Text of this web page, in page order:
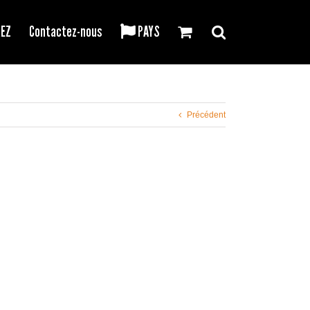
Contactez-nous PAYS
Précédent